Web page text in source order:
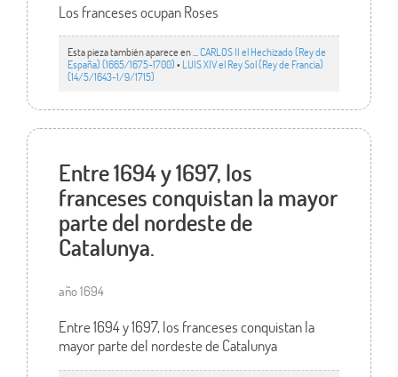
Los franceses ocupan Roses
Esta pieza también aparece en ... CARLOS II el Hechizado (Rey de
España) (1665/1675-1700)• LUIS XIV el Rey Sol (Rey de Francia)
(14/5/1643-1/9/1715)
Entre 1694 y 1697, los
franceses conquistan la mayor
parte del nordeste de
Catalunya.
año 1694
Entre 1694 y 1697, los franceses conquistan la
mayor parte del nordeste de Catalunya